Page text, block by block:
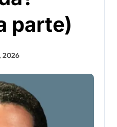
parte)
2026